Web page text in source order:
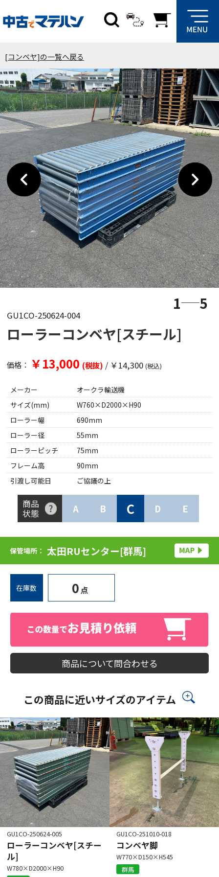
[コンベヤ]の一覧へ戻る
1 5
GU1CO-250624-004
ローラーコンベヤ[スチール]
価格： ￥13,000 (税抜) / ￥14,300 (税込)
メーカー
オークラ輸送機
サイズ(mm)
W760×D2000×H90
ローラー幅
690mm
ローラー径
55mm
ローラーピッチ
75mm
フレーム高
90mm
引渡し可能日
ご協議の上
商品
状態
A B C D E
保管場所： 太田RUセンター[群馬]
在庫数 0 点
商品について問合わせる
この商品に近いサイズのアイテム
GU1CO-250624-005
ローラーコンベヤ[スチー
ル]
W780×D2000×H90
GU1CO-251010-018
コンベヤ脚
W770×D150×H545
群馬